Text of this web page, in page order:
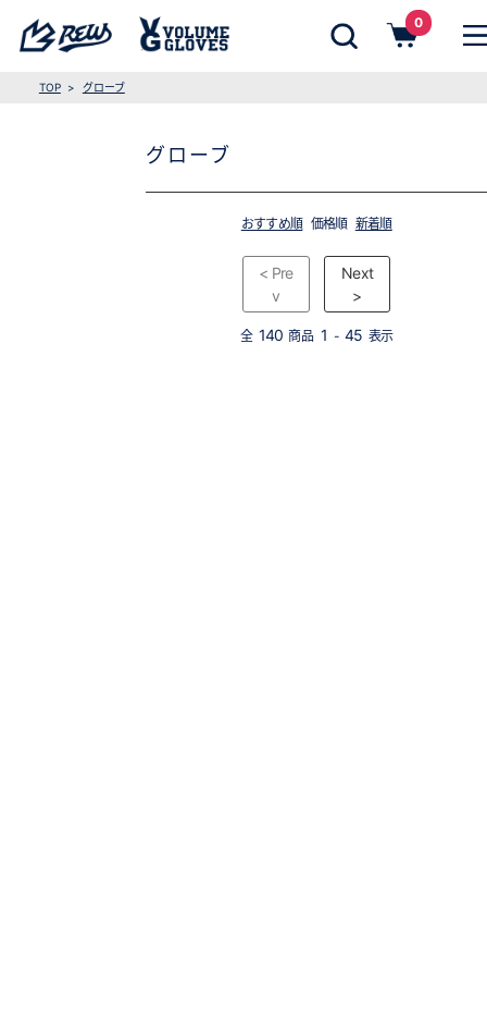
0
TOP グローブ
グローブ
おすすめ順 価格順 新着順
< Pre
v
Next
>
全 140 商品 1 - 45 表示